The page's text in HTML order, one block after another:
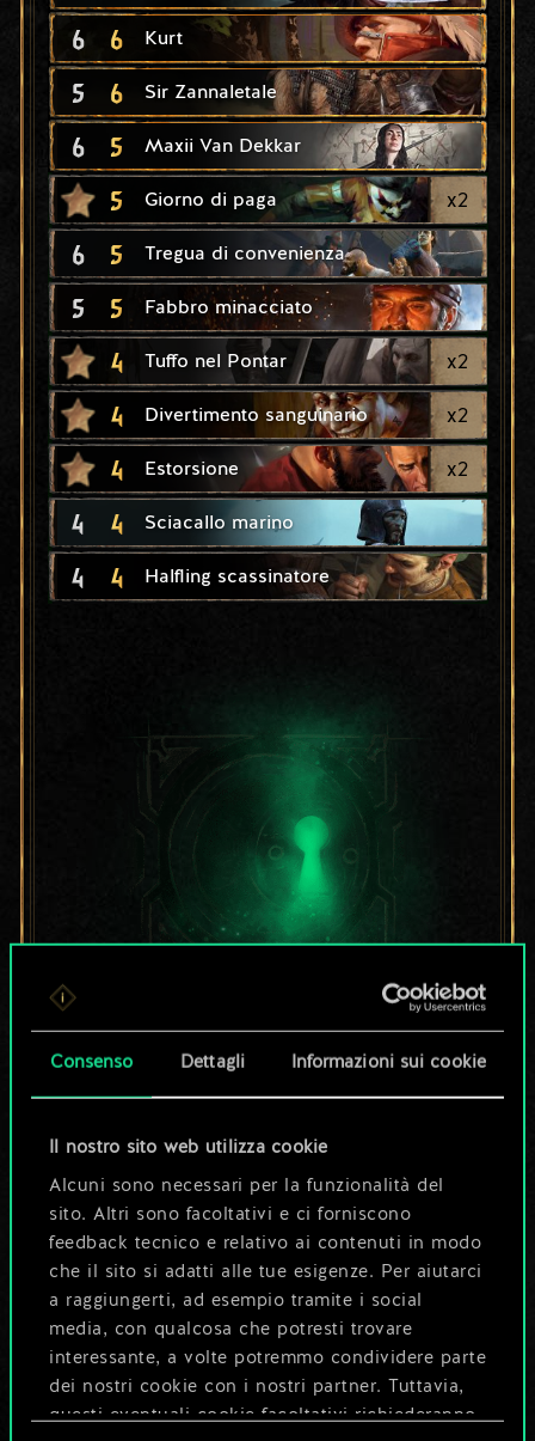
Consenso Dettagli Informazioni sui cookie
Il nostro sito web utilizza cookie
Alcuni sono necessari per la funzionalità del
sito. Altri sono facoltativi e ci forniscono
feedback tecnico e relativo ai contenuti in modo
che il sito si adatti alle tue esigenze. Per aiutarci
a raggiungerti, ad esempio tramite i social
media, con qualcosa che potresti trovare
interessante, a volte potremmo condividere parte
dei nostri cookie con i nostri partner. Tuttavia,
questi eventuali cookie facoltativi richiederanno
6 6 Kurt
5 6 Sir Zannaletale
6 5 Maxii Van Dekkar
5 Giorno di paga x2
6 5 Tregua di convenienza
5 5 Fabbro minacciato
4 Tuffo nel Pontar x2
4 Divertimento sanguinario x2
4 Estorsione x2
4 4 Sciacallo marino
4 4 Halfling scassinatore
Per ora, è solo un
set di carte
condiviso.
Ma può diventare
molto altro!
Dai un nome al mazzo e crea una
guida